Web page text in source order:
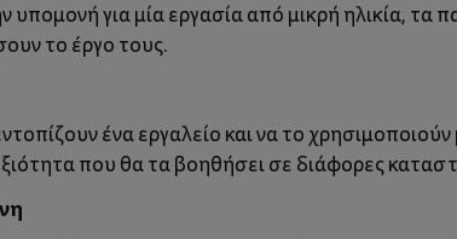
υπομονή για μία εργασία από μικρή ηλικία, τα
το έργο τους.
ένα εργαλείο και να το
που θα τα βοηθήσει σε διάφορες